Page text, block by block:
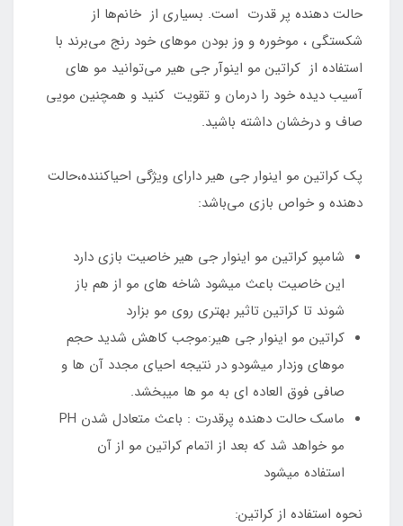
حالت دهنده پر قدرت است. بسیاری از خانم‌ها از
شکستگی ، موخوره و وز بودن موهای خود رنج می‌برند با
استفاده از کراتین مو اینوآر جی هیر می‌توانید مو های
آسیب دیده خود را درمان و تقویت کنید و همچنین مویی
صاف و درخشان داشته باشید.
پک کراتین مو اینوار جی هیر دارای ویژگی احیاکننده،حالت
دهنده و خواص بازی می‌باشد:
شامپو کراتین مو اینوار جی هیر خاصیت بازی دارد
این خاصیت باعث میشود شاخه های مو از هم باز
شوند تا کراتین تاثیر بهتری روی مو بزارد
کراتین مو اینوار جی هیر:موجب کاهش شدید حجم
موهای وزدار میشودو در نتیجه احیای مجدد آن‌‏ ها و
صافی فوق العاده ای به مو ها میبخشد.
ماسک حالت دهنده پرقدرت : باعث متعادل شدن PH
مو خواهد شد که بعد از اتمام کراتین مو از آن
استفاده میشود
نحوه استفاده از کراتین: